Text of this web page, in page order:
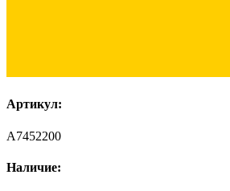
Артикул:
A7452200
Наличие: